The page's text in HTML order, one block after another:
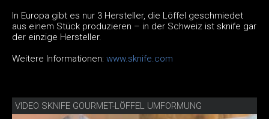
In Europa gibt es nur 3 Hersteller, die Löffel geschmiedet
aus einem Stück produzieren – in der Schweiz ist sknife gar
der einzige Hersteller.
Weitere Informationen: www.sknife.com
VIDEO SKNIFE GOURMET-LÖFFEL UMFORMUNG